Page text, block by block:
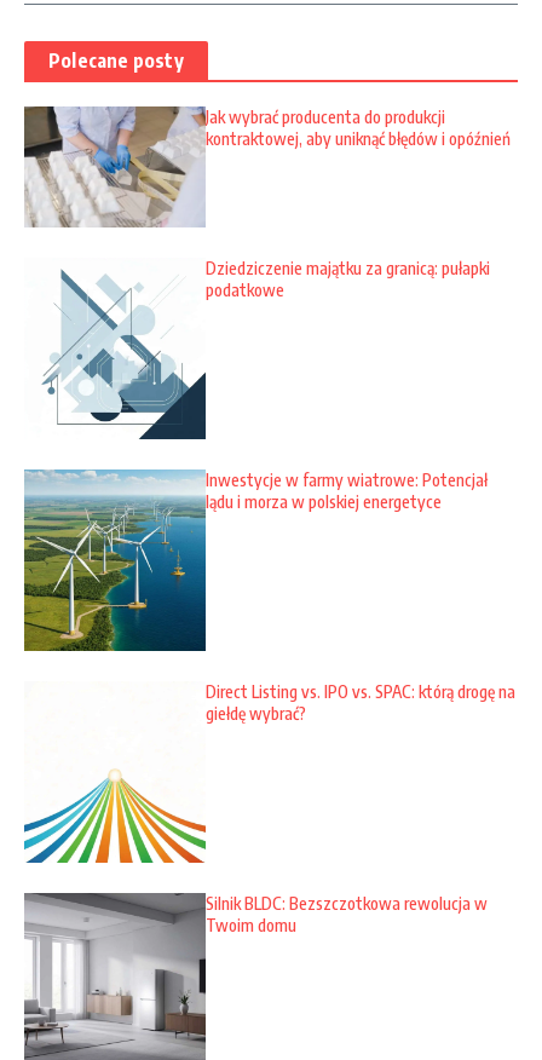
Polecane posty
Jak wybrać producenta do produkcji
kontraktowej, aby uniknąć błędów i opóźnień
Dziedziczenie majątku za granicą: pułapki
podatkowe
Inwestycje w farmy wiatrowe: Potencjał
lądu i morza w polskiej energetyce
Direct Listing vs. IPO vs. SPAC: którą drogę na
giełdę wybrać?
Silnik BLDC: Bezszczotkowa rewolucja w
Twoim domu